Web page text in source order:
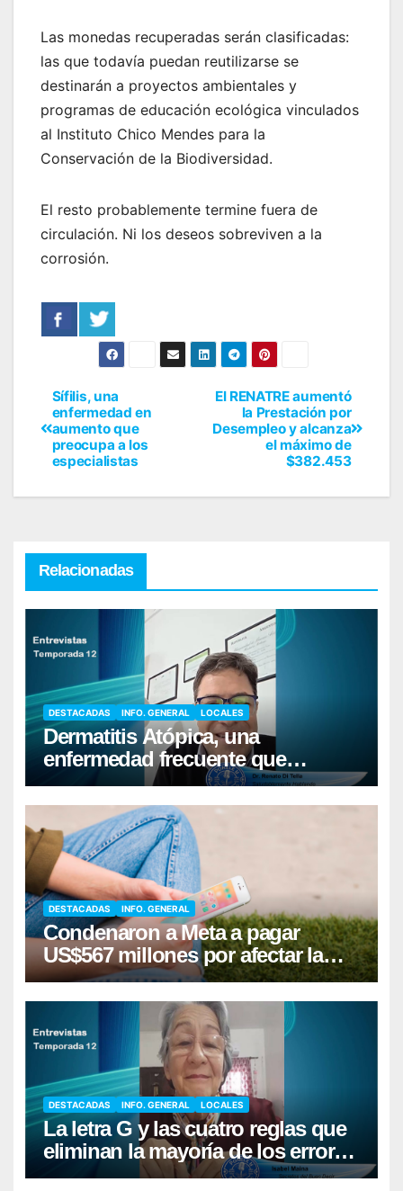
Las monedas recuperadas serán clasificadas:
las que todavía puedan reutilizarse se
destinarán a proyectos ambientales y
programas de educación ecológica vinculados
al Instituto Chico Mendes para la
Conservación de la Biodiversidad.
El resto probablemente termine fuera de
circulación. Ni los deseos sobreviven a la
corrosión.
El RENATRE aumentó
la Prestación por
Desempleo y alcanza
el máximo de
$382.453
Sífilis, una
enfermedad en
aumento que
preocupa a los
especialistas
Relacionadas
DESTACADAS INFO. GENERAL LOCALES
Dermatitis Atópica, una
enfermedad frecuente que
requiere cuidados diarios de la
piel
DESTACADAS INFO. GENERAL
Condenaron a Meta a pagar
US$567 millones por afectar la
salud mental de niños
DESTACADAS INFO. GENERAL LOCALES
La letra G y las cuatro reglas que
eliminan la mayoría de los errores
al escribir